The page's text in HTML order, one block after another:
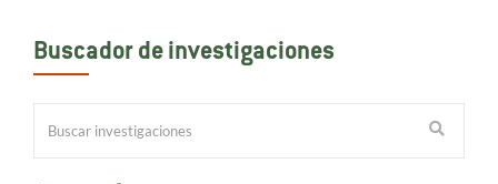
Buscador de investigaciones